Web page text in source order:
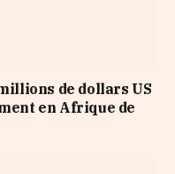
de dollars US
en Afrique de